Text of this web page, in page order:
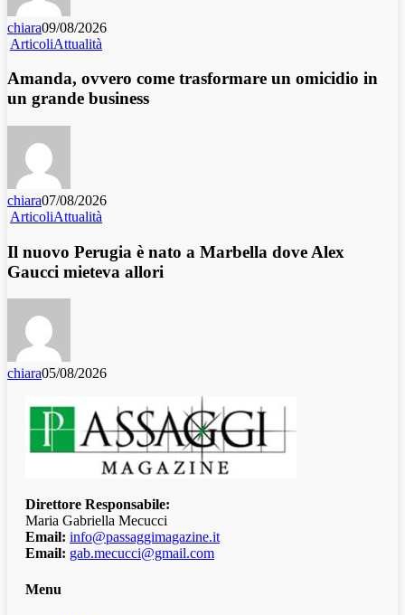
chiara09/08/2026
ArticoliAttualità
Amanda, ovvero come trasformare un omicidio in
un grande business
chiara07/08/2026
ArticoliAttualità
Il nuovo Perugia è nato a Marbella dove Alex
Gaucci mieteva allori
chiara05/08/2026
Direttore Responsabile:
Maria Gabriella Mecucci
Email: info@passaggimagazine.it
Email: gab.mecucci@gmail.com
Menu